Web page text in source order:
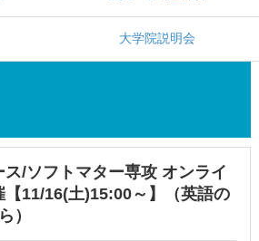
大学院説明会
/ソフトマター専攻 オンライ
【11/16(土)15:00～】（英語の
）